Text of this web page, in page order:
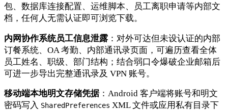
包、数据库连接配置、运维脚本、员工离职申请等内部文
档，任何人无需认证即可浏览下载。
内网协作系统员工信息泄露 ：对外可达但未设认证的内部
订餐系统、OA 考勤、内部通讯录页面，可遍历查看全体
员工姓名、职级、部门结构；结合弱口令爆破企业邮箱后
可进一步导出完整通讯录及 VPN 账号。
移动端本地明文存储凭据：Android 客户端将账号和明文
密码写入 SharedPreferences XML 文件或应用私有目录下